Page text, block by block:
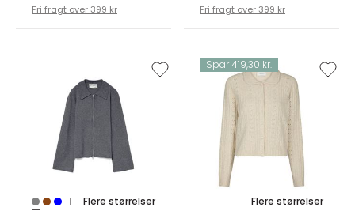
Fri fragt over 399 kr Fri fragt over 399 kr
Flere størrelser
Spar 419,30 kr.
Flere størrelser